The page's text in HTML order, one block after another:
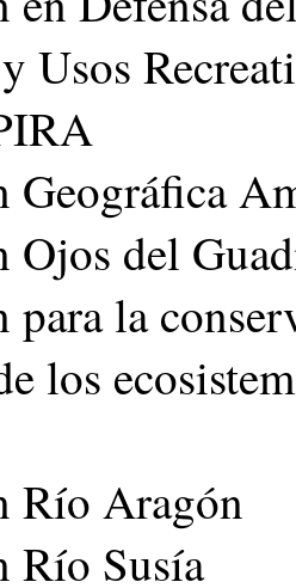
Usos
Geográfica
Ojos del
para la
los
Río Aragón
Río Susía